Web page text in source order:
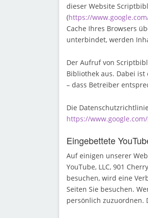
dieser Website
(https://
Cache Ihres Browsers
unterbindet, werden
Der Aufruf von
Bibliothek aus. Dabei
– dass Betreiber
Die
https://
Eingebettete
Auf einigen unserer
YouTube, LLC, 901
besuchen, wird eine
Seiten Sie besuchen.
persönlich zuzuordnen.